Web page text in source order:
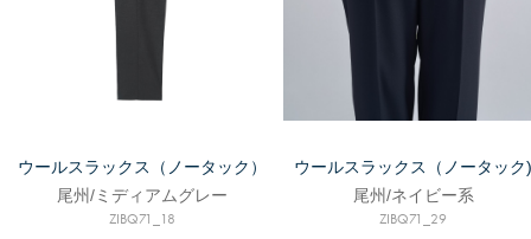
ウールスラックス（ノータック）
尾州/ミディアムグレー
ZIBQ71_18
ウールスラックス（ノータック)
尾州/ネイビー系
ZIBQ71_29